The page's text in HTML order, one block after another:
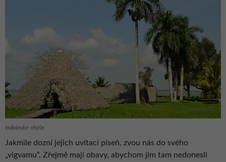
Indiánské chýše
Jakmile dozní jejich uvítací píseň, zvou nás do svého
„vigvamu“. Zřejmě mají obavy, abychom jim tam nedonesli